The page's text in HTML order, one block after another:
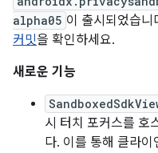
alpha05 이 출시되었습니
커밋을 확인하세요.
새로운 기능
시 터치 포커스를 호
다. 이를 통해 클라